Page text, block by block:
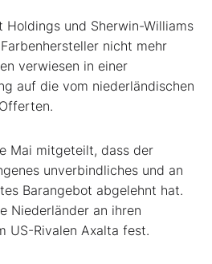
Holdings und Sherwin-Williams
nicht mehr
verwiesen in einer
auf die vom niederländischen
Mai mitgeteilt, dass der
unverbindliches und an
Barangebot abgelehnt hat.
Niederländer an ihren
US-Rivalen Axalta fest.